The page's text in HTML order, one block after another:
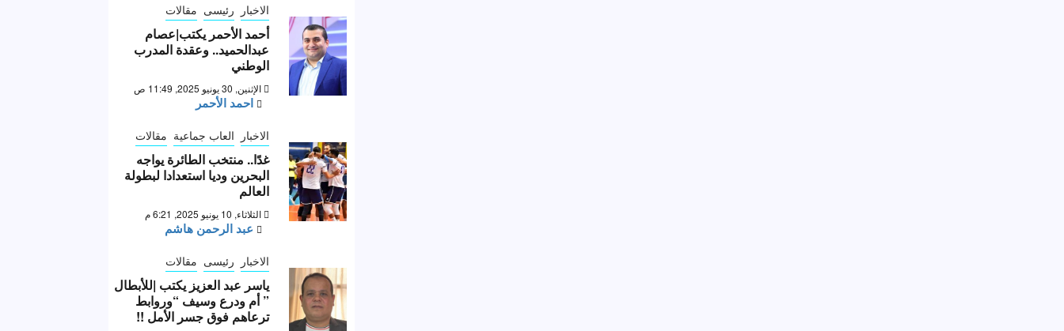
الاخبار رئيسى مقالات
أحمد الأحمر يكتب|عصام
عبدالحميد.. وعقدة المدرب
الوطني
الإثنين, 30 يونيو 2025, 11:49 ص
احمد الأحمر
الاخبار العاب جماعية مقالات
غدًا.. منتخب الطائرة يواجه
البحرين وديا استعدادا لبطولة
العالم
الثلاثاء, 10 يونيو 2025, 6:21 م
عبد الرحمن هاشم
الاخبار رئيسى مقالات
ياسر عبد العزيز يكتب |للأبطال
” أم ودرع وسيف “وروابط
ترعاهم فوق جسر الأمل !!